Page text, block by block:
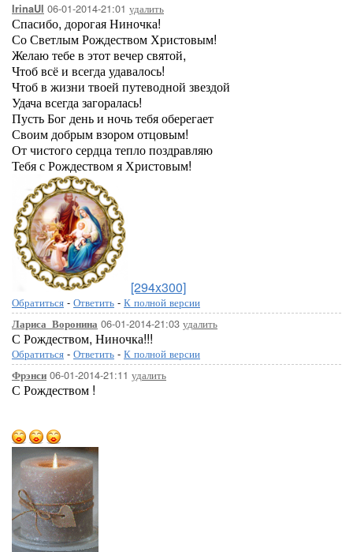
IrinaUl 06-01-2014-21:01 удалить
Спасибо, дорогая Ниночка!
Со Светлым Рождеством Христовым!
Желаю тебе в этот вечер святой,
Чтоб всё и всегда удавалось!
Чтоб в жизни твоей путеводной звездой
Удача всегда загоралась!
Пусть Бог день и ночь тебя оберегает
Своим добрым взором отцовым!
От чистого сердца тепло поздравляю
Тебя с Рождеством я Христовым!
[294x300]
Обратиться - Ответить - К полной версии
Лариса_Воронина 06-01-2014-21:03 удалить
С Рождеством, Ниночка!!!
Обратиться - Ответить - К полной версии
Фрэнси 06-01-2014-21:11 удалить
С Рождеством !